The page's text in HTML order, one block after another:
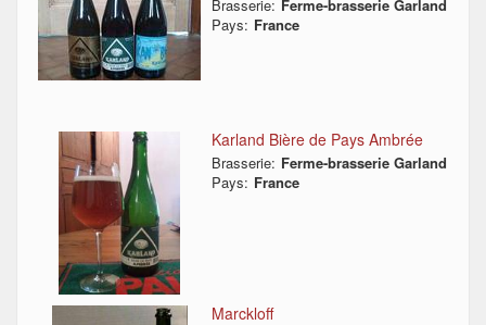
Brasserie: Ferme-brasserie Garland
Pays: France
Karland Bière de Pays Ambrée
Brasserie: Ferme-brasserie Garland
Pays: France
Marckloff